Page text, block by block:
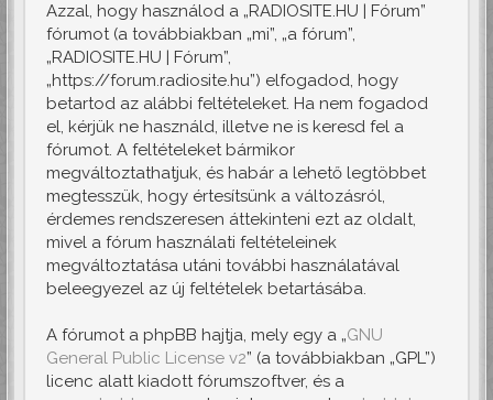
Azzal, hogy használod a „RADIOSITE.HU | Fórum”
fórumot (a továbbiakban „mi”, „a fórum”,
„RADIOSITE.HU | Fórum”,
„https://forum.radiosite.hu”) elfogadod, hogy
betartod az alábbi feltételeket. Ha nem fogadod
el, kérjük ne használd, illetve ne is keresd fel a
fórumot. A feltételeket bármikor
megváltoztathatjuk, és habár a lehető legtöbbet
megtesszük, hogy értesítsünk a változásról,
érdemes rendszeresen áttekinteni ezt az oldalt,
mivel a fórum használati feltételeinek
megváltoztatása utáni további használatával
beleegyezel az új feltételek betartásába.
A fórumot a phpBB hajtja, mely egy a „GNU
General Public License v2” (a továbbiakban „GPL”)
licenc alatt kiadott fórumszoftver, és a